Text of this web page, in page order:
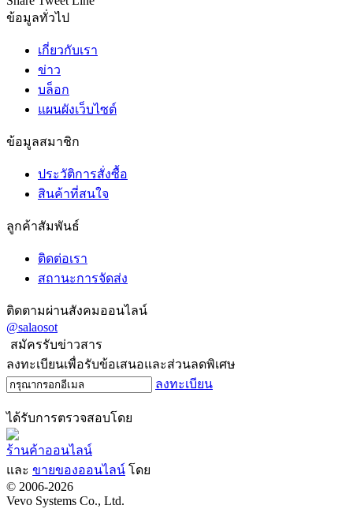
ข้อมูลทั่วไป
เกี่ยวกับเรา
ข่าว
บล็อก
แผนผังเว็บไซต์
ข้อมูลสมาชิก
ประวัติการสั่งซื้อ
สินค้าที่สนใจ
ลูกค้าสัมพันธ์
ติดต่อเรา
สถานะการจัดส่ง
ติดตามผ่านสังคมออนไลน์
@salaosot
สมัครรับข่าวสาร
ลงทะเบียนเพื่อรับข้อเสนอและส่วนลดพิเศษ
ลงทะเบียน
ได้รับการตรวจสอบโดย
ร้านค้าออนไลน์
และ ขายของออนไลน์ โดย
© 2006-2026
Vevo Systems Co., Ltd.